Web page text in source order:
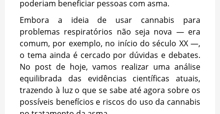
poderiam beneficiar pessoas com asma.
Embora a ideia de usar cannabis para
problemas respiratórios não seja nova — era
comum, por exemplo, no início do século XX —,
o tema ainda é cercado por dúvidas e debates.
No post de hoje, vamos realizar uma análise
equilibrada das evidências científicas atuais,
trazendo à luz o que se sabe até agora sobre os
possíveis benefícios e riscos do uso da cannabis